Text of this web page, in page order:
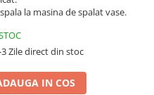
la masina de spalat vase.
Zile direct din stoc
IN COS